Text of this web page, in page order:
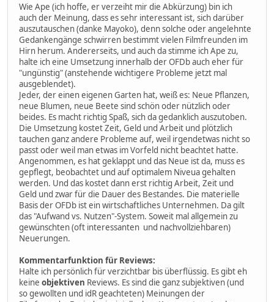
Wie Ape (ich hoffe, er verzeiht mir die Abkürzung) bin ich
auch der Meinung, dass es sehr interessant ist, sich darüber
auszutauschen (danke Mayoko), denn solche oder angelehnte
Gedankengänge schwirren bestimmt vielen Filmfreunden im
Hirn herum. Andererseits, und auch da stimme ich Ape zu,
halte ich eine Umsetzung innerhalb der OFDb auch eher für
"ungünstig" (anstehende wichtigere Probleme jetzt mal
ausgeblendet).
Jeder, der einen eigenen Garten hat, weiß es: Neue Pflanzen,
neue Blumen, neue Beete sind schön oder nützlich oder
beides. Es macht richtig Spaß, sich da gedanklich auszutoben.
Die Umsetzung kostet Zeit, Geld und Arbeit und plötzlich
tauchen ganz andere Probleme auf, weil irgendetwas nicht so
passt oder weil man etwas im Vorfeld nicht beachtet hatte.
Angenommen, es hat geklappt und das Neue ist da, muss es
gepflegt, beobachtet und auf optimalem Niveua gehalten
werden. Und das kostet dann erst richtig Arbeit, Zeit und
Geld und zwar für die Dauer des Bestandes. Die materielle
Basis der OFDb ist ein wirtschaftliches Unternehmen. Da gilt
das "Aufwand vs. Nutzen"-System. Soweit mal allgemein zu
gewünschten (oft interessanten und nachvollziehbaren)
Neuerungen.
Kommentarfunktion für Reviews:
Halte ich persönlich für verzichtbar bis überflüssig. Es gibt eh
keine objektiven Reviews. Es sind die ganz subjektiven (und
so gewollten und idR geachteten) Meinungen der